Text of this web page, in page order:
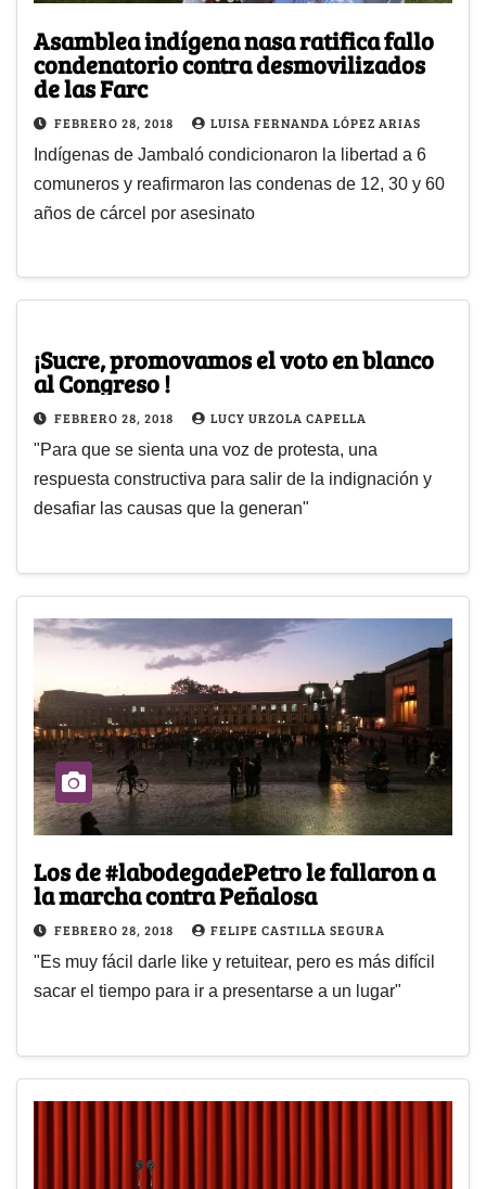
Asamblea indígena nasa ratifica fallo
condenatorio contra desmovilizados
de las Farc
FEBRERO 28, 2018 LUISA FERNANDA LÓPEZ ARIAS
Indígenas de Jambaló condicionaron la libertad a 6
comuneros y reafirmaron las condenas de 12, 30 y 60
años de cárcel por asesinato
¡Sucre, promovamos el voto en blanco
al Congreso !
FEBRERO 28, 2018 LUCY URZOLA CAPELLA
"Para que se sienta una voz de protesta, una
respuesta constructiva para salir de la indignación y
desafiar las causas que la generan"
Los de #labodegadePetro le fallaron a
la marcha contra Peñalosa
FEBRERO 28, 2018 FELIPE CASTILLA SEGURA
"Es muy fácil darle like y retuitear, pero es más difícil
sacar el tiempo para ir a presentarse a un lugar"